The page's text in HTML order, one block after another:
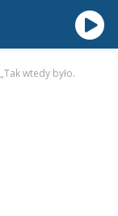
„Tak wtedy było.